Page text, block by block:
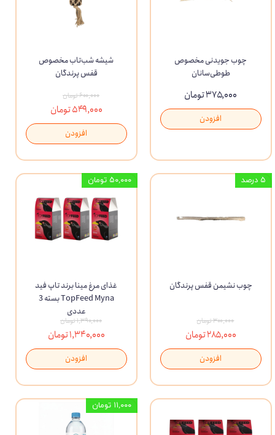
چوب جویدنی مخصوص
طوطی‌سانان
۳۷۵,۰۰۰ تومان
افزودن
شیشه شب‌تاب مخصوص
قفس پرندگان
۶۰۰,۰۰۰ تومان
۵۴۹,۰۰۰ تومان
افزودن
چوب نشیمن قفس پرندگان
۳۰۰,۰۰۰ تومان
۲۸۵,۰۰۰ تومان
افزودن
۵ درصد
غذای مرغ مینا برند تاپ فید
TopFeed Myna بسته 3
عددی
۱,۳۹۰,۰۰۰ تومان
۱,۳۴۰,۰۰۰ تومان
افزودن
۵۰,۰۰۰ تومان
۱۱,۰۰۰ تومان